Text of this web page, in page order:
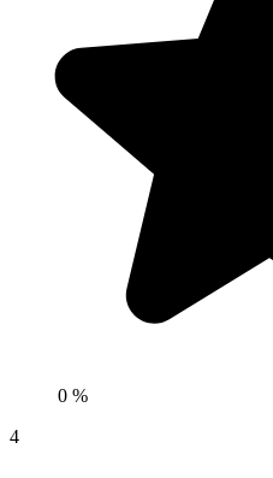
0 %
4